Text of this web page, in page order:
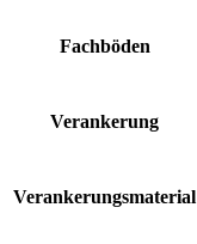
Fachböden
Verankerung
Verankerungsmaterial